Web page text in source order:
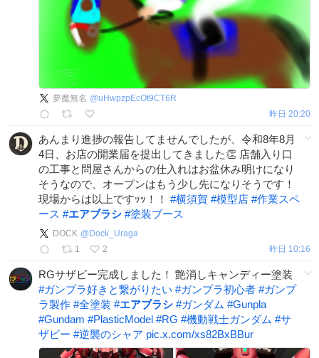
夢魔無名 @uHwpzpEcOt9CT6R
昨日 20:20
あんまり進捗の報告してませんでしたが、令和8年8月
4日、お店の開業届を提出してきました👏 店舗入り口
の工事と問屋さんからの仕入れはお盆休み明けになり
そうなので、オープンはもう少し先になりそうです！
現場からは以上ですｯｯ！！ #横須賀 #模型店 #作業スペ
ース #エアブラシ #塗装ブース
DOCK @ Dock_Uraga
1
2 昨日 10:16
RGサザビー完成しました！ 艶消しキャンディー塗装
#ガンプラ好きと繋がりたい #ガンプラ初心者 #ガンプ
ラ製作 #全塗装 #エアブラシ #ガンダム #Gunpla
#Gundam #PlasticModel #RG #機動戦士ガンダム #サ
ザビー #逆襲のシャア pic.x.com/xs82BxBBur